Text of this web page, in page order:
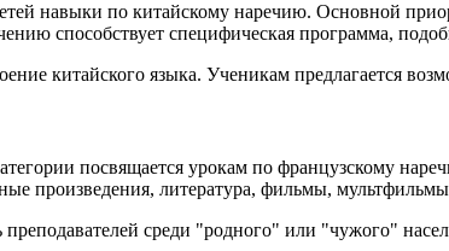
навыки по китайскому наречию. Основной
способствует специфическая программа,
китайского языка. Ученикам предлагается
посвящается урокам по французскому
произведения, литература, фильмы,
среди "родного" или "чужого"